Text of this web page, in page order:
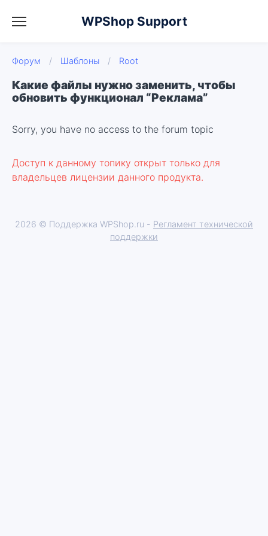
WPShop Support
Форум / Шаблоны / Root
Какие файлы нужно заменить, чтобы
обновить функционал “Реклама”
Sorry, you have no access to the forum topic
Доступ к данному топику открыт только для
владельцев лицензии данного продукта.
2026 © Поддержка WPShop.ru - Регламент технической
поддержки